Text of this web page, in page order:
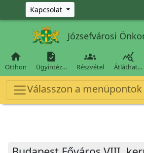
Ugrás a fő tartalomra
Kapcsolat
Józsefvárosi

Otthon

Ügyintéz…

Részvétel

Átláthat…
Válasszon a